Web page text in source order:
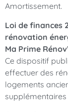
Amortissement.
Loi de finances
rénovation
Ma Prime
Ce dispositif
effectuer des
logements
supplémentaires